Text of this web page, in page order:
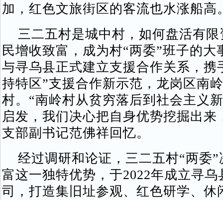
加，红色文旅街区的客流也水涨船高
三二五村是城中村，如何盘活有限
民增收致富，成为村“两委”班子的
与寻乌县正式建立支援合作关系，
持特区”支援合作新示范，龙岗区南
村。“南岭村从贫穷落后到社会主义
启发，我们决心把自身优势挖掘出
支部副书记范佛祥回忆。
经过调研和论证，三二五村“两委”
富这一独特优势，于2022年成立寻
司，打造集旧址参观、红色研学、